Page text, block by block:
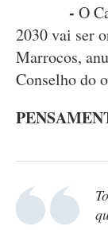
- O
2030 vai ser
Marrocos,
Conselho do